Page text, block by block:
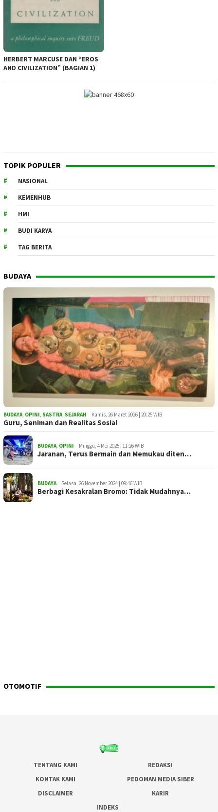
HERBERT MARCUSE DAN “EROS
AND CIVILIZATION” (BAGIAN 1)
TOPIK POPULER
NASIONAL
KEMENHUB
HMI
BUDI KARYA
TAG BERITA
BUDAYA
BUDAYA, OPINI, SASTRA, SEJARAH Kamis, 26 Maret 2026 | 20:25 WIB
Guru, Seniman dan Realitas Sosial
BUDAYA, OPINI Minggu, 4 Mei 2025 | 11:26 WIB
Jaranan, Terus Bermain dan Memukau diten…
BUDAYA Selasa, 26 November 2024 | 09:46 WIB
Berbagi Kesakralan Bromo: Tidak Mudahnya…
OTOMOTIF
TENTANG KAMI
REDAKSI
KONTAK KAMI
PEDOMAN MEDIA SIBER
DISCLAIMER
KARIR
INDEKS